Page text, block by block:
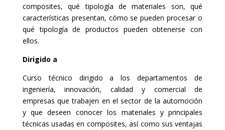
composites, qué tipología de materiales son, qué
características presentan, cómo se pueden procesar o
qué tipología de productos pueden obtenerse con
ellos.
Dirigido a
Curso técnico dirigido a los departamentos de
ingeniería, innovación, calidad y comercial de
empresas que trabajen en el sector de la automoción
y que deseen conocer los materiales y principales
técnicas usadas en composites, así como sus ventajas